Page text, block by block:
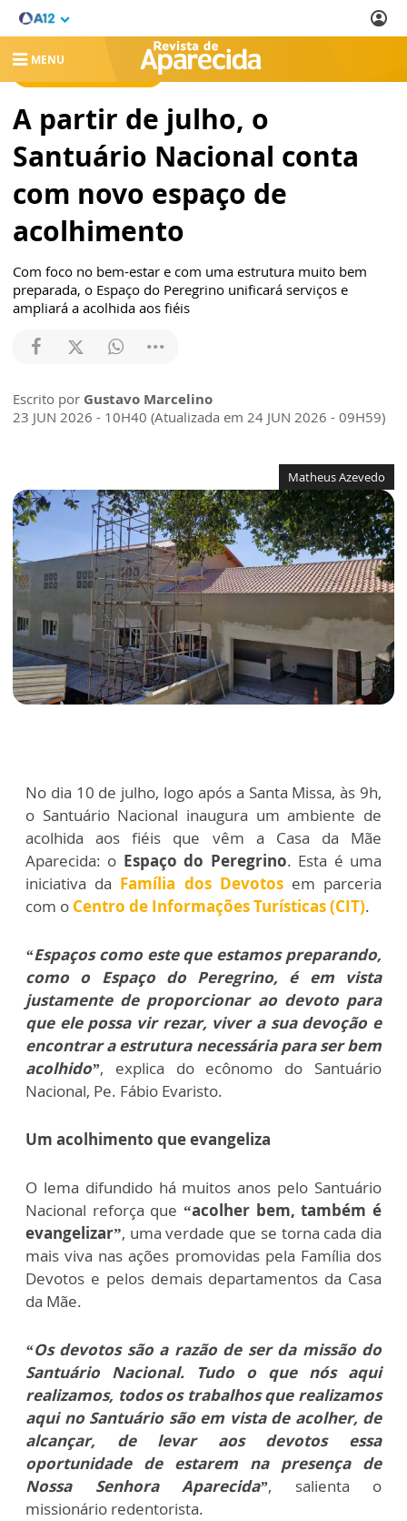
MENU
REVISTA DE APARECIDA
A partir de julho, o
Santuário Nacional conta
com novo espaço de
acolhimento
Com foco no bem-estar e com uma estrutura muito bem
preparada, o Espaço do Peregrino unificará serviços e
ampliará a acolhida aos fiéis
Escrito por Gustavo Marcelino
23 JUN 2026 - 10H40 (Atualizada em 24 JUN 2026 - 09H59)
Matheus Azevedo
No dia 10 de julho, logo após a Santa Missa, às 9h,
o Santuário Nacional inaugura um ambiente de
acolhida aos fiéis que vêm a Casa da Mãe
Aparecida: o Espaço do Peregrino. Esta é uma
iniciativa da Família dos Devotosem parceria
com o Centro de Informações Turísticas (CIT).
“Espaços como este que estamos preparando,
como o Espaço do Peregrino, é em vista
justamente de proporcionar ao devoto para
que ele possa vir rezar, viver a sua devoção e
encontrar a estrutura necessária para ser bem
acolhido”, explica do ecônomo do Santuário
Nacional, Pe. Fábio Evaristo.
Um acolhimento que evangeliza
O lema difundido há muitos anos pelo Santuário
Nacional reforça que “acolher bem, também é
evangelizar”, uma verdade que se torna cada dia
mais viva nas ações promovidas pela Família dos
Devotos e pelos demais departamentos da Casa
da Mãe.
“Os devotos são a razão de ser da missão do
Santuário Nacional. Tudo o que nós aqui
realizamos, todos os trabalhos que realizamos
aqui no Santuário são em vista de acolher, de
alcançar, de levar aos devotos essa
oportunidade de estarem na presença de
Nossa Senhora Aparecida”, salienta o
missionário redentorista.